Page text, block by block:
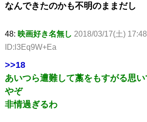
なんできたのかも不明のままだし
48: 映画好き名無し 2018/03/17(土)
ID:l3Eq9W+Ea
>>18
あいつら遭難して藁をもすがる思
やぞ
非情過ぎるわ